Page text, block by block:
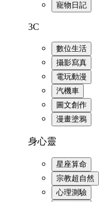
寵物日記
3C
數位生活
攝影寫真
電玩動漫
汽機車
圖文創作
漫畫塗鴉
身心靈
星座算命
宗教超自然
心理測驗